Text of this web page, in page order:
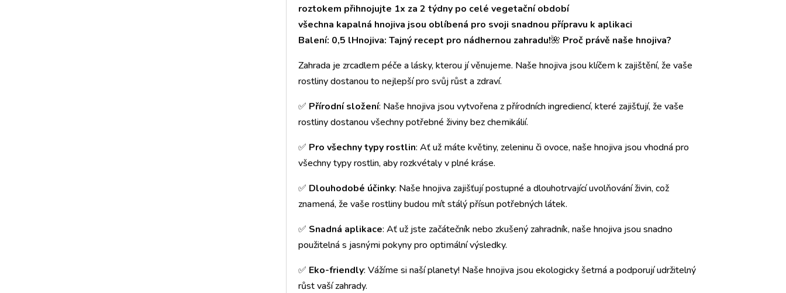
roztokem přihnojujte 1x za 2 týdny po celé vegetační období
všechna kapalná hnojiva jsou oblíbená pro svoji snadnou přípravu k aplikaci
Balení: 0,5 lHnojiva: Tajný recept pro nádhernou zahradu!🌺 Proč právě naše hnojiva?
Zahrada je zrcadlem péče a lásky, kterou jí věnujeme. Naše hnojiva jsou klíčem k zajištění, že vaše
rostliny dostanou to nejlepší pro svůj růst a zdraví.
✅ Přírodní složení: Naše hnojiva jsou vytvořena z přírodních ingrediencí, které zajišťují, že vaše
rostliny dostanou všechny potřebné živiny bez chemikálií.
✅ Pro všechny typy rostlin: Ať už máte květiny, zeleninu či ovoce, naše hnojiva jsou vhodná pro
všechny typy rostlin, aby rozkvétaly v plné kráse.
✅ Dlouhodobé účinky: Naše hnojiva zajišťují postupné a dlouhotrvající uvolňování živin, což
znamená, že vaše rostliny budou mít stálý přísun potřebných látek.
✅ Snadná aplikace: Ať už jste začátečník nebo zkušený zahradník, naše hnojiva jsou snadno
použitelná s jasnými pokyny pro optimální výsledky.
✅ Eko-friendly: Vážíme si naší planety! Naše hnojiva jsou ekologicky šetrná a podporují udržitelný
růst vaší zahrady.